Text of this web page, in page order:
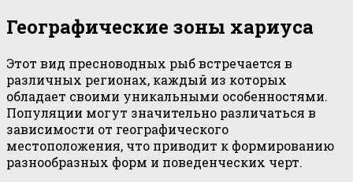
Географические зоны хариуса
Этот вид пресноводных рыб встречается в
различных регионах, каждый из которых
обладает своими уникальными особенностями.
Популяции могут значительно различаться в
зависимости от географического
местоположения, что приводит к формированию
разнообразных форм и поведенческих черт.